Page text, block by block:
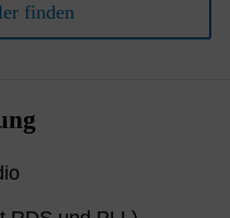
finden